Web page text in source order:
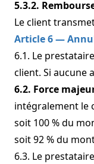
5.3.2.
Le client
Article 6 —
6.1. Le
client. Si aucune
6.2. Force
intégralement le
soit 100 % du
soit 92 % du
6.3. Le